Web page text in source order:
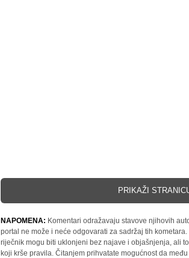
PRIKAŽI
NAPOMENA: Komentari odražavaju stavove njihovih
portal ne može i neće odgovarati za sadržaj tih
riječnik mogu biti uklonjeni bez najave i objašnjenja, ali
koji krše pravila. Čitanjem prihvatate mogućnost da